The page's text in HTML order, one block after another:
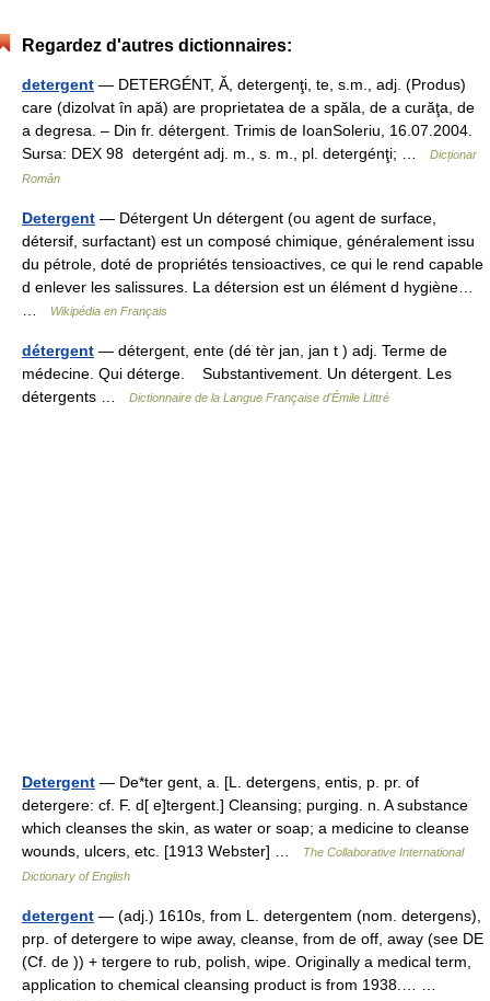
Regardez d'autres dictionnaires:
detergent — DETERGÉNT, Ă, detergenţi, te, s.m., adj. (Produs)
care (dizolvat în apă) are proprietatea de a spăla, de a curăţa, de
a degresa. – Din fr. détergent. Trimis de IoanSoleriu, 16.07.2004.
Sursa: DEX 98 detergént adj. m., s. m., pl. detergénţi; …
Dicționar
Român
Detergent — Détergent Un détergent (ou agent de surface,
détersif, surfactant) est un composé chimique, généralement issu
du pétrole, doté de propriétés tensioactives, ce qui le rend capable
d enlever les salissures. La détersion est un élément d hygiène…
…
Wikipédia en Français
détergent — détergent, ente (dé tèr jan, jan t ) adj. Terme de
médecine. Qui déterge. Substantivement. Un détergent. Les
détergents …
Dictionnaire de la Langue Française d'Émile Littré
Detergent — De*ter gent, a. [L. detergens, entis, p. pr. of
detergere: cf. F. d[ e]tergent.] Cleansing; purging. n. A substance
which cleanses the skin, as water or soap; a medicine to cleanse
wounds, ulcers, etc. [1913 Webster] …
The Collaborative International
Dictionary of English
detergent — (adj.) 1610s, from L. detergentem (nom. detergens),
prp. of detergere to wipe away, cleanse, from de off, away (see DE
(Cf. de )) + tergere to rub, polish, wipe. Originally a medical term,
application to chemical cleansing product is from 1938.… …